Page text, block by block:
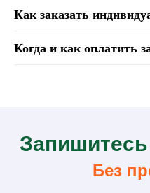
Как заказать
Когда и как оплатить
З
Без